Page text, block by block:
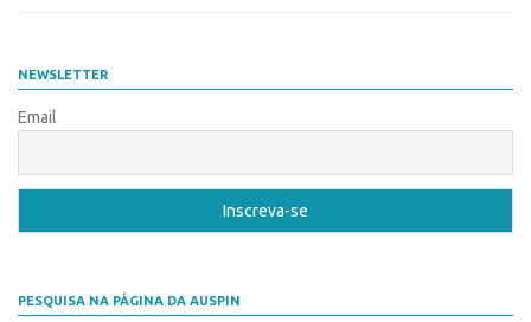
Bolsa Startup USP
Prêmio USP de Empreendedorismo
EMBRAPIIs
NEWSLETTER
Email
PESQUISA NA PÁGINA DA AUSPIN